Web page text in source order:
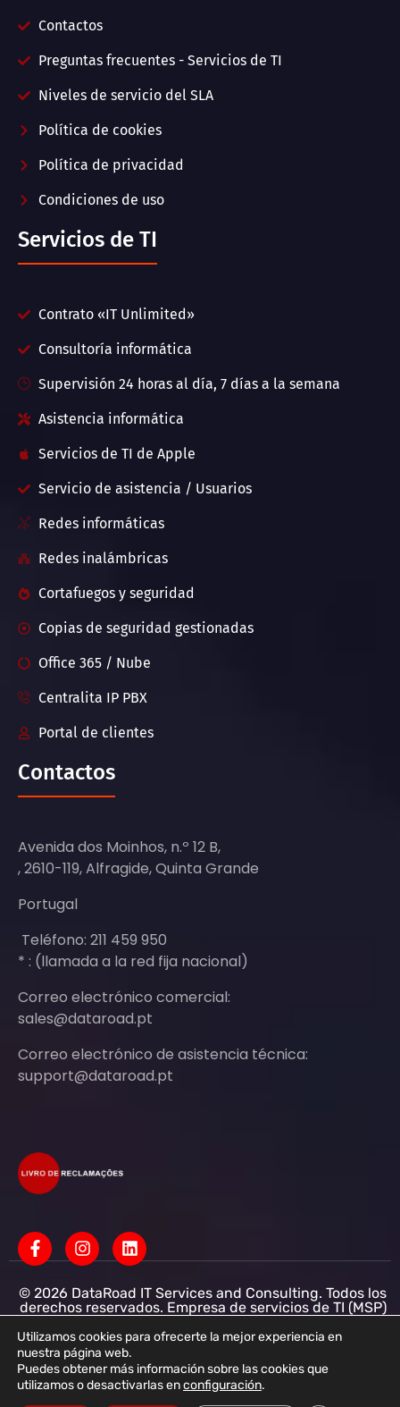
Contactos
Preguntas frecuentes - Servicios de TI
Niveles de servicio del SLA
Política de cookies
Política de privacidad
Condiciones de uso
Servicios de TI
Contrato «IT Unlimited»
Consultoría informática
Supervisión 24 horas al día, 7 días a la semana
Asistencia informática
Servicios de TI de Apple
Servicio de asistencia / Usuarios
Redes informáticas
Redes inalámbricas
Cortafuegos y seguridad
Copias de seguridad gestionadas
Office 365 / Nube
Centralita IP PBX
Portal de clientes
Contactos
Avenida dos Moinhos, n.º 12 B,
, 2610-119, Alfragide, Quinta Grande
Portugal
Teléfono: 211 459 950
* : (llamada a la red fija nacional)
Correo electrónico comercial:
sales@dataroad.pt
Correo electrónico de asistencia técnica:
support@dataroad.pt
© 2026 DataRoad IT Services and Consulting. Todos los
derechos reservados. Empresa de servicios de TI (MSP)
Servicios informáticos - Asistencia informática - Redes
informáticas para empresas - Soporte informático
DataRoad IT Services and Consulting LDA NIF:
513368078 - CAE: 62201-R4 - Capital social: 50 001,00
Utilizamos cookies para ofrecerte la mejor experiencia en
nuestra página web.
Puedes obtener más información sobre las cookies que
utilizamos o desactivarlas enconfiguración.